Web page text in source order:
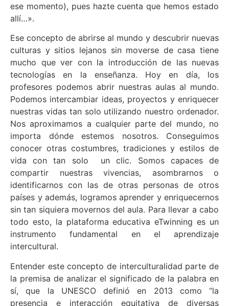
ese momento), pues hazte cuenta que hemos estado
allí…».
Ese concepto de abrirse al mundo y descubrir nuevas
culturas y sitios lejanos sin moverse de casa tiene
mucho que ver con la introducción de las nuevas
tecnologías en la enseñanza. Hoy en día, los
profesores podemos abrir nuestras aulas al mundo.
Podemos intercambiar ideas, proyectos y enriquecer
nuestras vidas tan solo utilizando nuestro ordenador.
Nos aproximamos a cualquier parte del mundo, no
importa dónde estemos nosotros. Conseguimos
conocer otras costumbres, tradiciones y estilos de
vida con tan solo un clic. Somos capaces de
compartir nuestras vivencias, asombrarnos o
identificarnos con las de otras personas de otros
países y además, logramos aprender y enriquecernos
sin tan siquiera movernos del aula. Para llevar a cabo
todo esto, la plataforma educativa eTwinning es un
instrumento fundamental en el aprendizaje
intercultural.
Entender este concepto de interculturalidad parte de
la premisa de analizar el significado de la palabra en
sí, que la UNESCO definió en 2013 como “la
presencia e interacción equitativa de diversas